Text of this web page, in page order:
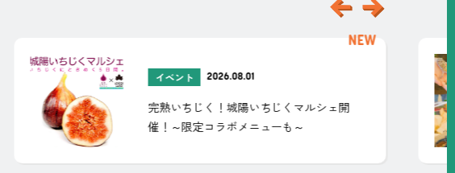
完熟いちじく！城陽いちじくマルシェ開
催！～限定コラボメニューも～
新
イベント 2026.08.01